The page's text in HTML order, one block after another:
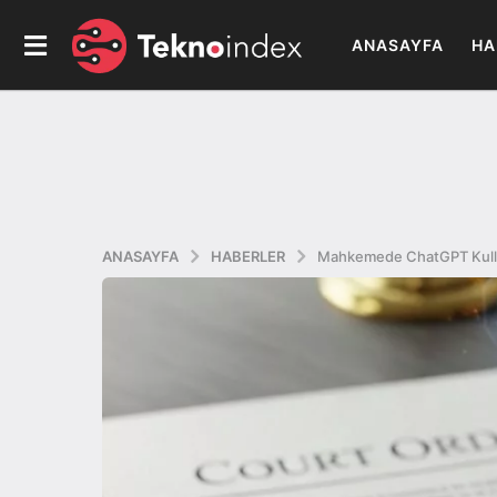
ANASAYFA
ANASAYFA HABERLER Mahkemede ChatGPT